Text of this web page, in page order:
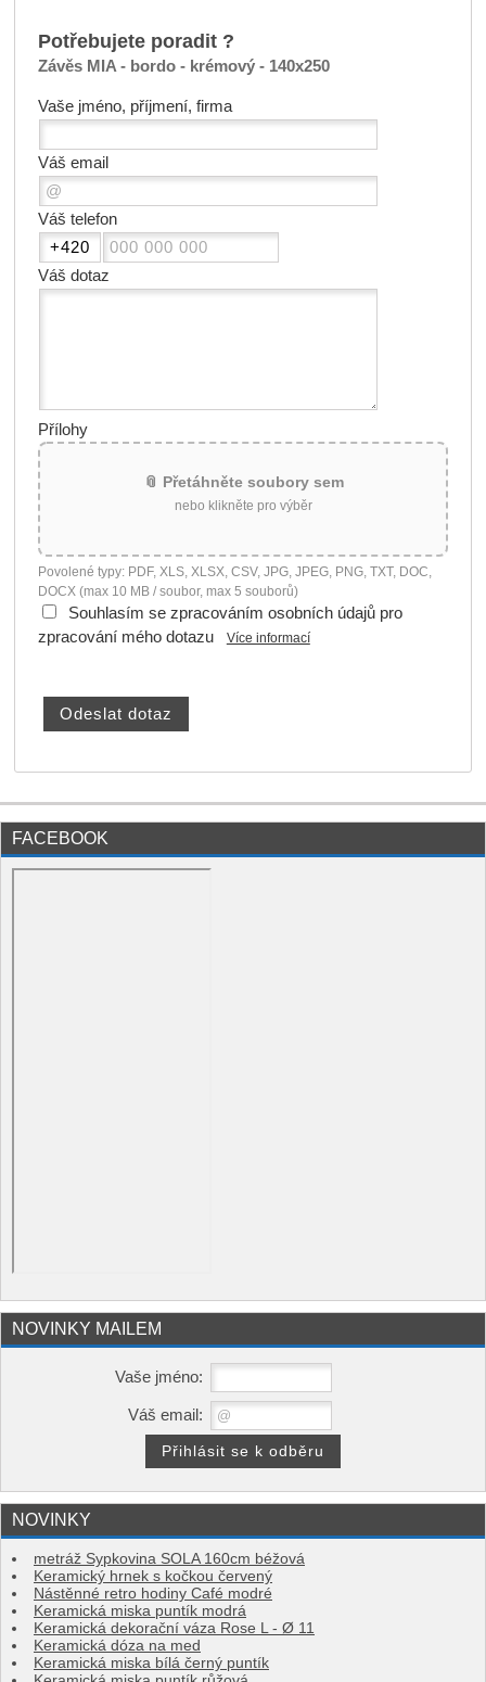
Potřebujete poradit ?
Závěs MIA - bordo - krémový - 140x250
Vaše jméno, příjmení, firma
Váš email
Váš telefon
Váš dotaz
Přílohy
📎 Přetáhněte soubory sem
nebo klikněte pro výběr
Povolené typy: PDF, XLS, XLSX, CSV, JPG, JPEG, PNG, TXT, DOC,
DOCX (max 10 MB / soubor, max 5 souborů)
Souhlasím se zpracováním osobních údajů pro
zpracování mého dotazu
Více informací
FACEBOOK
NOVINKY MAILEM
Vaše jméno:
Váš email:
NOVINKY
metráž Sypkovina SOLA 160cm béžová
Keramický hrnek s kočkou červený
Nástěnné retro hodiny Café modré
Keramická miska puntík modrá
Keramická dekorační váza Rose L - Ø 11
Keramická dóza na med
Keramická miska bílá černý puntík